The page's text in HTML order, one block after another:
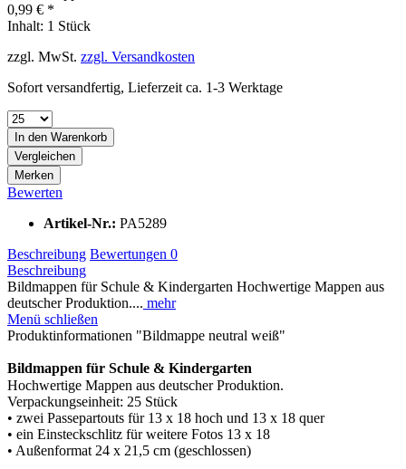
0,99 € *
Inhalt: 1 Stück
zzgl. MwSt. zzgl. Versandkosten
Sofort versandfertig, Lieferzeit ca. 1-3 Werktage
In den Warenkorb
Vergleichen
Merken
Bewerten
Artikel-Nr.: PA5289
Beschreibung Bewertungen 0
Beschreibung
Bildmappen für Schule & Kindergarten Hochwertige Mappen aus
deutscher Produktion.... mehr
Menü schließen
Produktinformationen "Bildmappe neutral weiß"
Bildmappen für Schule & Kindergarten
Hochwertige Mappen aus deutscher Produktion.
Verpackungseinheit: 25 Stück
• zwei Passepartouts für 13 x 18 hoch und 13 x 18 quer
• ein Einsteckschlitz für weitere Fotos 13 x 18
• Außenformat 24 x 21,5 cm (geschlossen)